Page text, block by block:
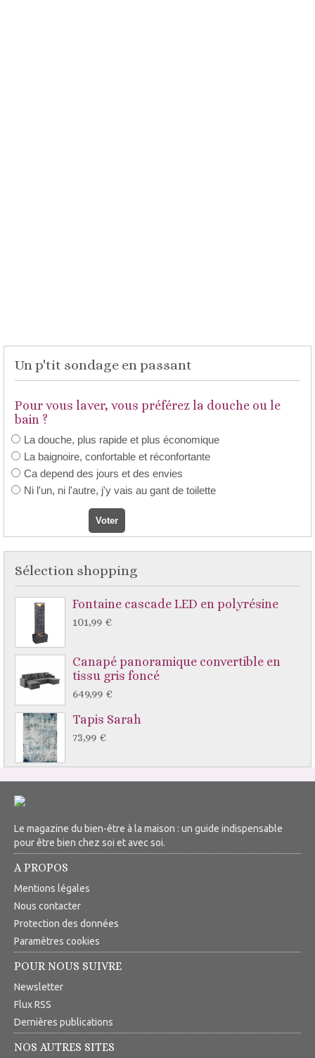
Un p'tit sondage en passant
Pour vous laver, vous préférez la douche ou le
bain ?
La douche, plus rapide et plus économique
La baignoire, confortable et réconfortante
Ca depend des jours et des envies
Ni l'un, ni l'autre, j'y vais au gant de toilette
Sélection shopping
Fontaine cascade LED en polyrésine
101,99 €
Canapé panoramique convertible en
tissu gris foncé
649,99 €
Tapis Sarah
73,99 €
Le magazine du bien-être à la maison : un guide indispensable
pour être bien chez soi et avec soi.
A PROPOS
Mentions légales
Nous contacter
Protection des données
Paramètres cookies
POUR NOUS SUIVRE
Newsletter
Flux RSS
Dernières publications
NOS AUTRES SITES